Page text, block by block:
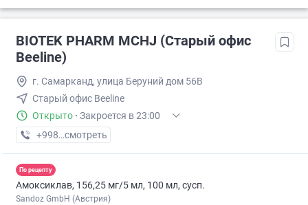
BIOTEK PHARM MCHJ (Старый офис
Beeline)
г. Самарканд, улица Беруний дом 56В
Старый офис Beeline
Открыто · Закроется в 23:00
+998 (90) XXX-XX-XX
смотреть
По рецепту
Амоксиклав, 156,25 мг/5 мл, 100 мл, сусп.
Sandoz GmbH (Австрия)